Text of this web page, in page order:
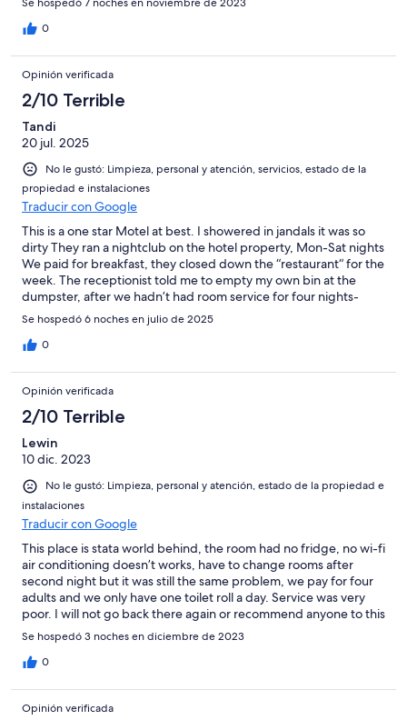
Se hospedó 7 noches en noviembre de 2023
0
Opinión verificada
2/10 Terrible
Tandi
20 jul. 2025
No le gustó: Limpieza, personal y atención, servicios, estado de la
propiedad e instalaciones
Traducir con Google
This is a one star Motel at best. I showered in jandals it was so
dirty They ran a nightclub on the hotel property, Mon-Sat nights
We paid for breakfast, they closed down the “restaurant“ for the
week. The receptionist told me to empty my own bin at the
dumpster, after we hadn’t had room service for four nights-
didn’t see any maids until a week after we were there. The
owner, who sat around on his phone gave some sob story about
it being the airline and govt’s fault. However it looked like all his
town who asked where we were staying, rolled their eyes or
said ‘oh no’ when we told them…
Se hospedó 6 noches en julio de 2025
0
Opinión verificada
2/10 Terrible
Lewin
10 dic. 2023
No le gustó: Limpieza, personal y atención, estado de la propiedad e
instalaciones
Traducir con Google
This place is stata world behind, the room had no fridge, no wi-fi
air conditioning doesn’t works, have to change rooms after
second night but it was still the same problem, we pay for four
adults and we only have one toilet roll a day. Service was very
poor. I will not go back there again or recommend anyone to this
poor service place like this.
Se hospedó 3 noches en diciembre de 2023
0
Opinión verificada